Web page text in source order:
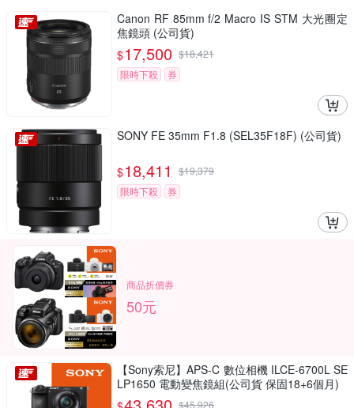
Canon RF 85mm f/2 Macro IS STM 大光圈定
焦鏡頭 (公司貨)
$17,500 $18,421
限時下殺
券
SONY FE 35mm F1.8 (SEL35F18F) (公司貨)
$18,411 $19,379
限時下殺
券
商品折價券
50元
【Sony索尼】APS-C 數位相機 ILCE-6700L SE
LP1650 電動變焦鏡組(公司貨 保固18+6個月)
$45,926